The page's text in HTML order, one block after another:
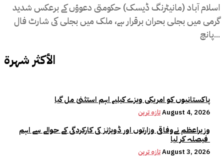
اسلام آباد (مانیٹرنگ ڈیسک) حکومتی دعوؤں کے برعکس شدید
گرمی میں بجلی بحران برقرار ہے، ملک میں بجلی کی شارٹ فال
پانچ...
الأكثر شهرة
پاکستانیوں کو امریکی ویزے کیلیے اہم استثنیٰ مل گیا
تازہ ترینAugust 4, 2026
وزیراعظم نےوفاقی وزارتوں اور ڈویژنز کی کارکردگی کے حوالے سے اہم
تازہ ترینAugust 3, 2026